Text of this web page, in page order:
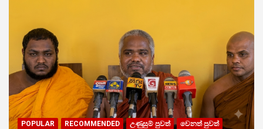
POPULAR RECOMMENDED උණුසුම් පුවත් වෙනත් පුවත්